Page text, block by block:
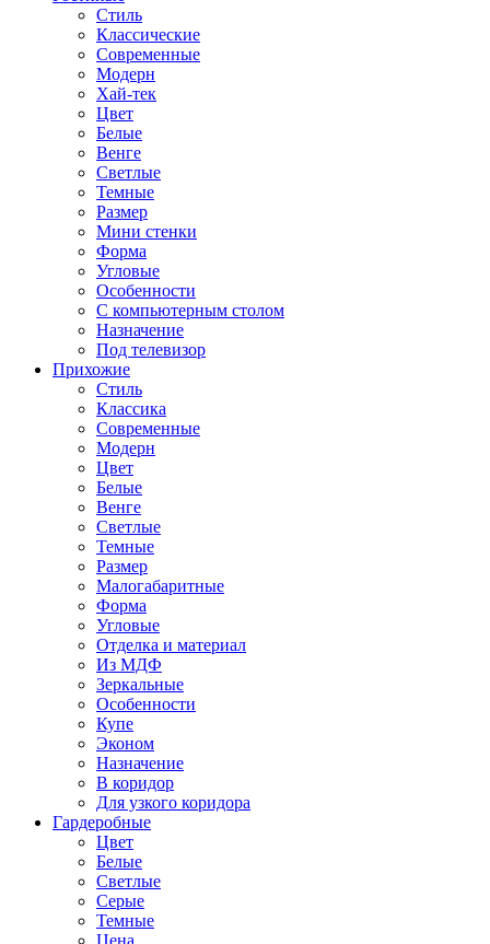
Стиль
Классические
Современные
Модерн
Хай-тек
Цвет
Белые
Венге
Светлые
Темные
Размер
Мини стенки
Форма
Угловые
Особенности
С компьютерным столом
Назначение
Под телевизор
Прихожие
Стиль
Классика
Современные
Модерн
Цвет
Белые
Венге
Светлые
Темные
Размер
Малогабаритные
Форма
Угловые
Отделка и материал
Из МДФ
Зеркальные
Особенности
Купе
Эконом
Назначение
В коридор
Для узкого коридора
Гардеробные
Цвет
Белые
Светлые
Серые
Темные
Цена